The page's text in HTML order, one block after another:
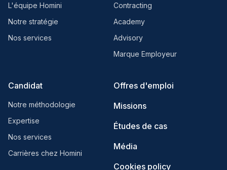
L'équipe Homini
Notre stratégie
Nos services
Contracting
Academy
Advisory
Marque Employeur
Candidat
Notre méthodologie
Expertise
Nos services
Carrières chez Homini
Offres d'emploi
Missions
Études de cas
Média
Cookies policy